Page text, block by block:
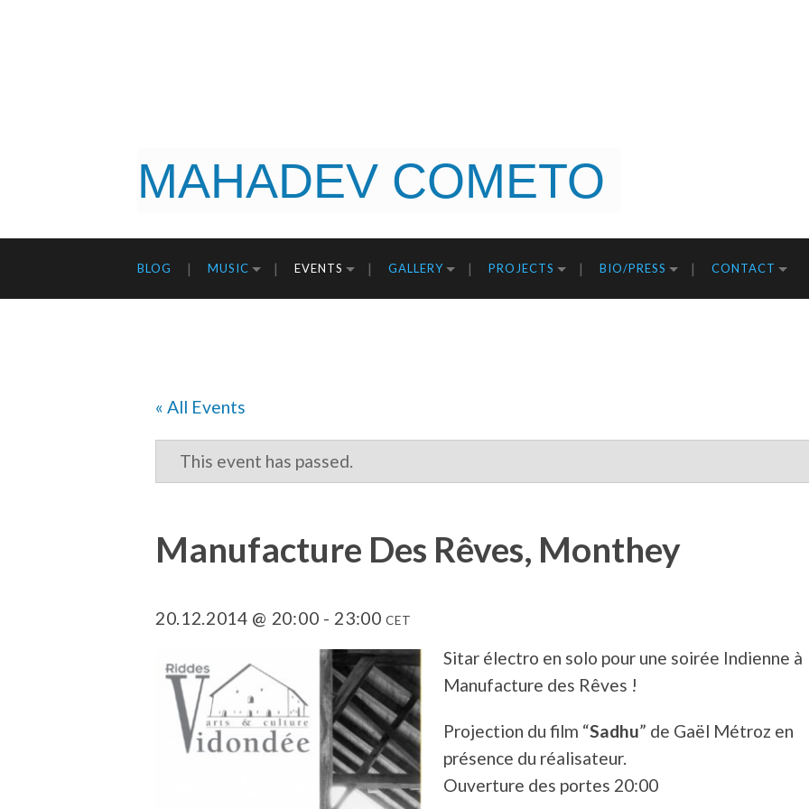
MAHADEV COMETO
BLOG MUSIC EVENTS GALLERY PROJECTS BIO/PRESS CONTACT
« All Events
This event has passed.
Manufacture Des Rêves, Monthey
20.12.2014 @ 20:00 - 23:00 CET
Sitar électro en solo pour une soirée Indienne
Manufacture des Rêves !
Projection du film “Sadhu” de Gaël Métroz en
présence du réalisateur.
Ouverture des portes 20:00